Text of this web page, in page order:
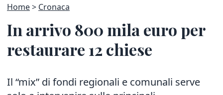
Home Cronaca
In arrivo 800 mila euro per
restaurare 12 chiese
Il “mix” di fondi regionali e comunali serve